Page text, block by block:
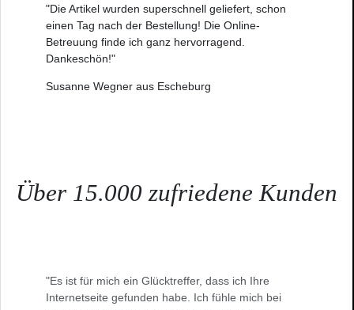
"Die Artikel wurden superschnell geliefert, schon
einen Tag nach der Bestellung! Die Online-
Betreuung finde ich ganz hervorragend.
Dankeschön!"
Susanne Wegner aus Escheburg
Über 15.000 zufriedene Kunden
"Es ist für mich ein Glücktreffer, dass ich Ihre
Internetseite gefunden habe. Ich fühle mich bei